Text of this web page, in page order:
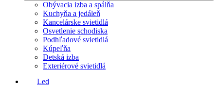
Obývacia izba a spálňa
Kuchyňa a jedáleň
Kancelárske svietidlá
Osvetlenie schodiska
Podhľadové svietidlá
Kúpeľňa
Detská izba
Exteriérové svietidlá
Led